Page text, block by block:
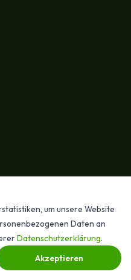
um unsere Website
Daten an
Datenschutzerklärung.
Akzeptieren
Alle Rechte vorbehalten
· Seit 2025 in München